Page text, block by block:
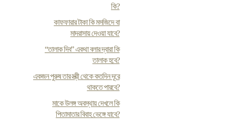
কি?
কাফফারার টাকা কি মসজিদে বা
মাদরাসায় দেওয়া যাবে?
“তালাক দিব” একথা বলার দ্বারা কি
তালাক হবে?
একজন পুরুষ তার স্ত্রী থেকে কতদিন দূরে
থাকতে পারবে?
মাকে উলঙ্গ অবস্থায় দেখলে কি
পিতামাতার বিবাহ ভেঙ্গে যাবে?